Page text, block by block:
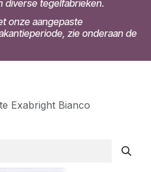
diverse tegelfabrieken.
onze aangepaste
zie onderaan de
Exabright Bianco